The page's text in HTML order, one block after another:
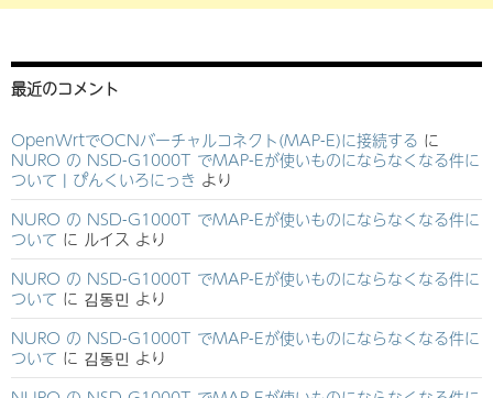
最近のコメント
OpenWrtでOCNバーチャルコネクト(MAP-E)に接続する に
NURO の NSD-G1000T でMAP-Eが使いものにならなくなる件に
ついて | ぴんくいろにっき より
NURO の NSD-G1000T でMAP-Eが使いものにならなくなる件に
ついて に ルイス より
NURO の NSD-G1000T でMAP-Eが使いものにならなくなる件に
ついて に 김동민 より
NURO の NSD-G1000T でMAP-Eが使いものにならなくなる件に
ついて に 김동민 より